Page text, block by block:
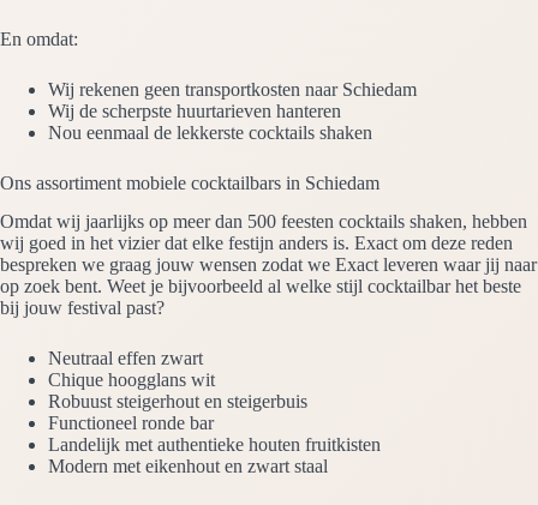
En omdat:
Wij rekenen geen transportkosten naar Schiedam
Wij de scherpste huurtarieven hanteren
Nou eenmaal de lekkerste cocktails shaken
Ons assortiment mobiele cocktailbars in Schiedam
Omdat wij jaarlijks op meer dan 500 feesten cocktails shaken, hebben
wij goed in het vizier dat elke festijn anders is. Exact om deze reden
bespreken we graag jouw wensen zodat we Exact leveren waar jij naar
op zoek bent. Weet je bijvoorbeeld al welke stijl cocktailbar het beste
bij jouw festival past?
Neutraal effen zwart
Chique hoogglans wit
Robuust steigerhout en steigerbuis
Functioneel ronde bar
Landelijk met authentieke houten fruitkisten
Modern met eikenhout en zwart staal